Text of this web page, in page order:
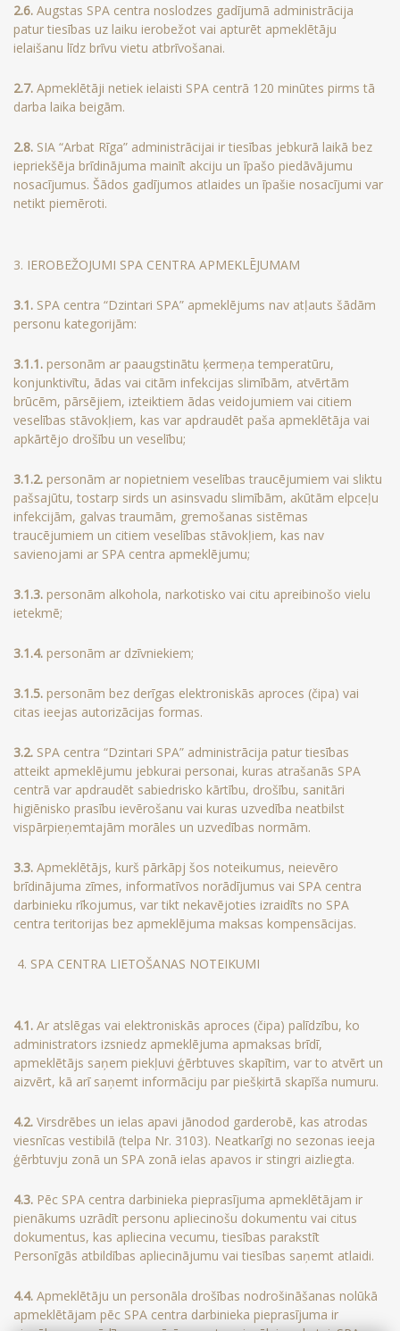
2.6. Augstas SPA centra noslodzes gadījumā administrācija
patur tiesības uz laiku ierobežot vai apturēt apmeklētāju
ielaišanu līdz brīvu vietu atbrīvošanai.
2.7. Apmeklētāji netiek ielaisti SPA centrā 120 minūtes pirms tā
darba laika beigām.
2.8. SIA “Arbat Rīga” administrācijai ir tiesības jebkurā laikā bez
iepriekšēja brīdinājuma mainīt akciju un īpašo piedāvājumu
nosacījumus. Šādos gadījumos atlaides un īpašie nosacījumi var
netikt piemēroti.
3. IEROBEŽOJUMI SPA CENTRA APMEKLĒJUMAM
3.1. SPA centra “Dzintari SPA” apmeklējums nav atļauts šādām
personu kategorijām:
3.1.1. personām ar paaugstinātu ķermeņa temperatūru,
konjunktivītu, ādas vai citām infekcijas slimībām, atvērtām
brūcēm, pārsējiem, izteiktiem ādas veidojumiem vai citiem
veselības stāvokļiem, kas var apdraudēt paša apmeklētāja vai
apkārtējo drošību un veselību;
3.1.2. personām ar nopietniem veselības traucējumiem vai sliktu
pašsajūtu, tostarp sirds un asinsvadu slimībām, akūtām elpceļu
infekcijām, galvas traumām, gremošanas sistēmas
traucējumiem un citiem veselības stāvokļiem, kas nav
savienojami ar SPA centra apmeklējumu;
3.1.3. personām alkohola, narkotisko vai citu apreibinošo vielu
ietekmē;
3.1.4. personām ar dzīvniekiem;
3.1.5. personām bez derīgas elektroniskās aproces (čipa) vai
citas ieejas autorizācijas formas.
3.2. SPA centra “Dzintari SPA” administrācija patur tiesības
atteikt apmeklējumu jebkurai personai, kuras atrašanās SPA
centrā var apdraudēt sabiedrisko kārtību, drošību, sanitāri
higiēnisko prasību ievērošanu vai kuras uzvedība neatbilst
vispārpieņemtajām morāles un uzvedības normām.
3.3. Apmeklētājs, kurš pārkāpj šos noteikumus, neievēro
brīdinājuma zīmes, informatīvos norādījumus vai SPA centra
darbinieku rīkojumus, var tikt nekavējoties izraidīts no SPA
centra teritorijas bez apmeklējuma maksas kompensācijas.
4. SPA CENTRA LIETOŠANAS NOTEIKUMI
4.1. Ar atslēgas vai elektroniskās aproces (čipa) palīdzību, ko
administrators izsniedz apmeklējuma apmaksas brīdī,
apmeklētājs saņem piekļuvi ģērbtuves skapītim, var to atvērt un
aizvērt, kā arī saņemt informāciju par piešķirtā skapīša numuru.
4.2. Virsdrēbes un ielas apavi jānodod garderobē, kas atrodas
viesnīcas vestibilā (telpa Nr. 3103). Neatkarīgi no sezonas ieeja
ģērbtuvju zonā un SPA zonā ielas apavos ir stingri aizliegta.
4.3. Pēc SPA centra darbinieka pieprasījuma apmeklētājam ir
pienākums uzrādīt personu apliecinošu dokumentu vai citus
dokumentus, kas apliecina vecumu, tiesības parakstīt
Personīgās atbildības apliecinājumu vai tiesības saņemt atlaidi.
4.4. Apmeklētāju un personāla drošības nodrošināšanas nolūkā
apmeklētājam pēc SPA centra darbinieka pieprasījuma ir